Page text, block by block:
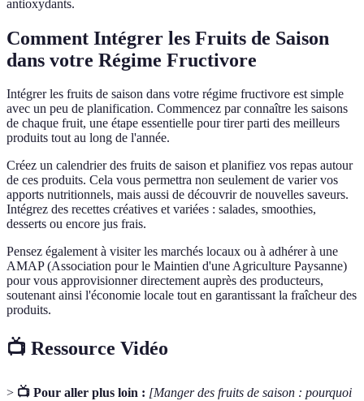
antioxydants.
Comment Intégrer les Fruits de Saison
dans votre Régime Fructivore
Intégrer les fruits de saison dans votre régime fructivore est simple
avec un peu de planification. Commencez par connaître les saisons
de chaque fruit, une étape essentielle pour tirer parti des meilleurs
produits tout au long de l'année.
Créez un calendrier des fruits de saison et planifiez vos repas autour
de ces produits. Cela vous permettra non seulement de varier vos
apports nutritionnels, mais aussi de découvrir de nouvelles saveurs.
Intégrez des recettes créatives et variées : salades, smoothies,
desserts ou encore jus frais.
Pensez également à visiter les marchés locaux ou à adhérer à une
AMAP (Association pour le Maintien d'une Agriculture Paysanne)
pour vous approvisionner directement auprès des producteurs,
soutenant ainsi l'économie locale tout en garantissant la fraîcheur des
produits.
📺 Ressource Vidéo
> 📺 Pour aller plus loin : [Manger des fruits de saison : pourquoi